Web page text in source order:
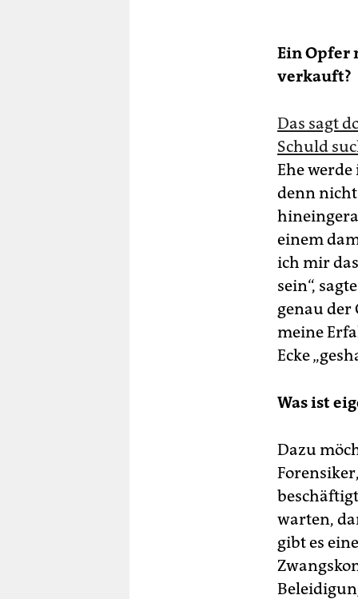
Ein Opfer
verkauft?
Das sagt
Schuld
Ehe
denn
einem
ich mir
sein“,
genau der
meine
Ecke
Was ist
Dazu
warten,
gibt es